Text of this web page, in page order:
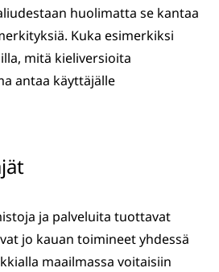
huolimatta se kantaa
Kuka esimerkiksi
mitä kieliversioita
antaa käyttäjälle
ja palveluita tuottavat
jo kauan toimineet yhdessä
maailmassa voitaisiin